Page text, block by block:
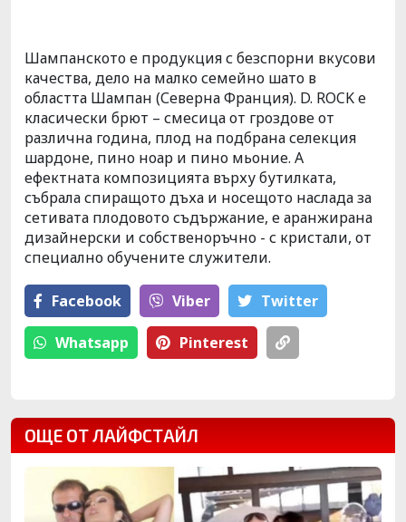
Шампанското е продукция с безспорни вкусови
качества, дело на малко семейно шато в
областта Шампан (Северна Франция). D. ROCK е
класически брют – смесица от гроздове от
различна година, плод на подбрана селекция
шардоне, пино ноар и пино мьоние. А
ефектната композицията върху бутилката,
събрала спиращото дъха и носещото наслада за
сетивата плодовото съдържание, е аранжирана
дизайнерски и собственоръчно - с кристали, от
специално обучените служители.
Facebook Viber Тwitter
Whatsapp Pinterest
ОЩЕ ОТ ЛАЙФСТАЙЛ